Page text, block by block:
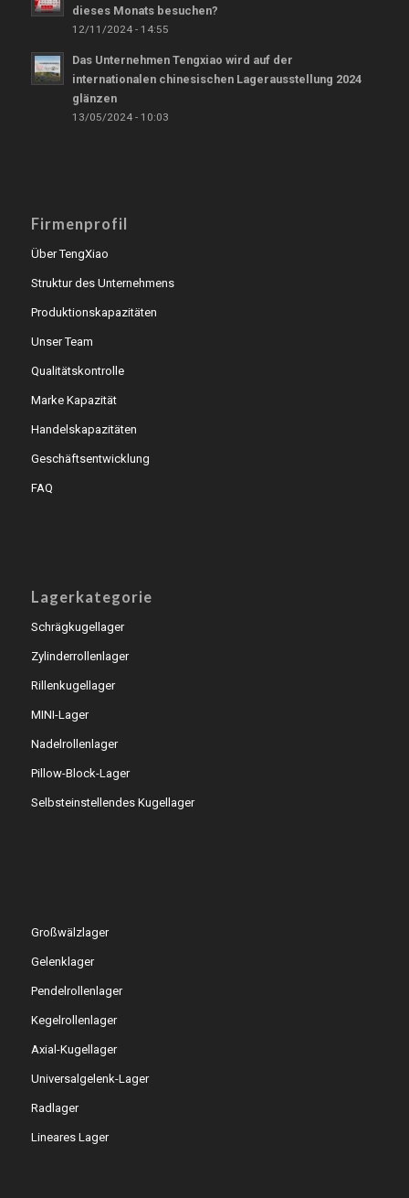
dieses Monats besuchen?
12/11/2024 - 14:55
Das Unternehmen Tengxiao wird auf der
internationalen chinesischen Lagerausstellung 2024
glänzen
13/05/2024 - 10:03
Firmenprofil
Über TengXiao
Struktur des Unternehmens
Produktionskapazitäten
Unser Team
Qualitätskontrolle
Marke Kapazität
Handelskapazitäten
Geschäftsentwicklung
FAQ
Lagerkategorie
Schrägkugellager
Zylinderrollenlager
Rillenkugellager
MINI-Lager
Nadelrollenlager
Pillow-Block-Lager
Selbsteinstellendes Kugellager
Großwälzlager
Gelenklager
Pendelrollenlager
Kegelrollenlager
Axial-Kugellager
Universalgelenk-Lager
Radlager
Lineares Lager